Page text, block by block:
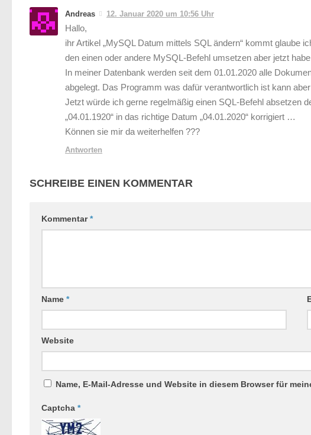
Andreas 12. Januar 2020 um 10:56 Uhr
Hallo,
ihr Artikel „MySQL Datum mittels SQL ändern“ kommt glaube
den einen oder andere MySQL-Befehl umsetzen aber jetzt
In meiner Datenbank werden seit dem 01.01.2020 alle
abgelegt. Das Programm was dafür verantwortlich ist kann
Jetzt würde ich gerne regelmäßig einen SQL-Befehl absetzen
„04.01.1920“ in das richtige Datum „04.01.2020“ korrigiert …
Können sie mir da weiterhelfen ???
Antworten
SCHREIBE EINEN KOMMENTAR
Kommentar*
Name *
Website
Name, E-Mail-Adresse und Website in diesem Browser für
Captcha *